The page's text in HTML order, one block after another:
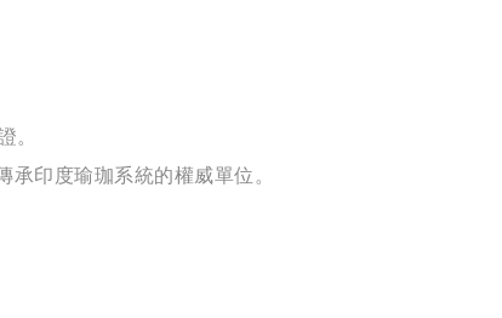
。
印度瑜珈系統的權威單位。